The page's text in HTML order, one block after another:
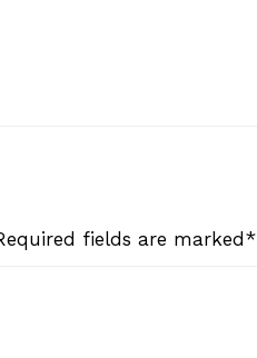
fields are marked*